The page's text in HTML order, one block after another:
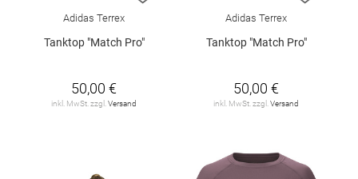
Adidas Terrex
Tanktop "Match Pro"
50,00 €
inkl. MwSt. zzgl. Versand
Adidas Terrex
Tanktop "Match Pro"
50,00 €
inkl. MwSt. zzgl. Versand